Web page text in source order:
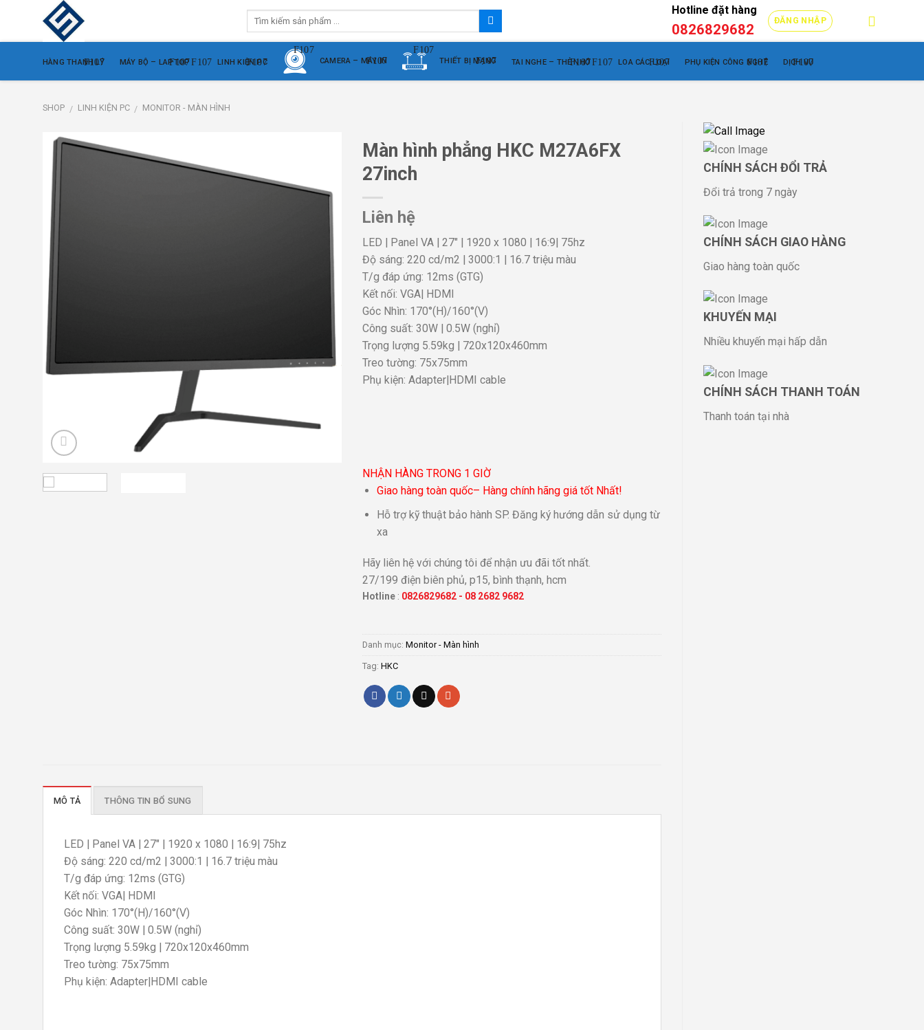
content
Hotline đặt hàng
0826829682
ĐĂNG NHẬP
HÀNG THANH LÝ MÁY BỘ – LAPTOP LINH KIỆN PC CAMERA – MÁY IN THIẾT BỊ MẠNG TAI NGHE – THẺ NHỚ LOA CÁC LOẠI PHỤ KIỆN CÔNG NGHỆ DỊCH VỤ
SHOP / LINH KIỆN PC / MONITOR - MÀN HÌNH
Màn hình phẳng HKC M27A6FX
27inch
Liên hệ
LED | Panel VA | 27″ | 1920 x 1080 | 16:9| 75hz
Độ sáng: 220 cd/m2 | 3000:1 | 16.7 triệu màu
T/g đáp ứng: 12ms (GTG)
Kết nối: VGA| HDMI
Góc Nhìn: 170°(H)/160°(V)
Công suất: 30W | 0.5W (nghỉ)
Trọng lượng 5.59kg | 720x120x460mm
Treo tường: 75x75mm
Phụ kiện: Adapter|HDMI cable
NHẬN HÀNG TRONG 1 GIỜ
Giao hàng toàn quốc– Hàng chính hãng giá tốt Nhất!
Hỗ trợ kỹ thuật bảo hành SP. Đăng ký hướng dẫn sử dụng từ
xa
Hãy liên hệ với chúng tôi để nhận ưu đãi tốt nhất.
27/199 điện biên phủ, p15, bình thạnh, hcm
Hotline : 0826829682 - 08 2682 9682
Danh mục: Monitor - Màn hình
Tag: HKC
MÔ TẢ THÔNG TIN BỔ SUNG
LED | Panel VA | 27″ | 1920 x 1080 | 16:9| 75hz
Độ sáng: 220 cd/m2 | 3000:1 | 16.7 triệu màu
T/g đáp ứng: 12ms (GTG)
Kết nối: VGA| HDMI
Góc Nhìn: 170°(H)/160°(V)
Công suất: 30W | 0.5W (nghỉ)
Trọng lượng 5.59kg | 720x120x460mm
Treo tường: 75x75mm
Phụ kiện: Adapter|HDMI cable
CHÍNH SÁCH ĐỔI TRẢ
Đổi trả trong 7 ngày
CHÍNH SÁCH GIAO HÀNG
Giao hàng toàn quốc
KHUYẾN MẠI
Nhiều khuyến mại hấp dẫn
CHÍNH SÁCH THANH TOÁN
Thanh toán tại nhà